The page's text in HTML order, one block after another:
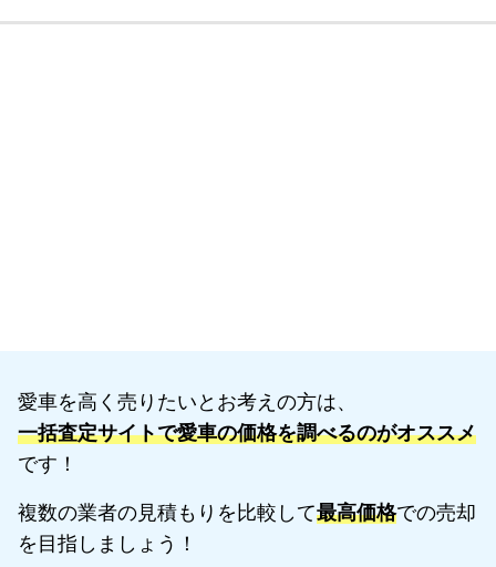
愛車を高く売りたいとお考えの方は、
一括査定サイトで愛車の価格を調べるのがオススメ
です！
複数の業者の見積もりを比較して最高価格での売却
を目指しましょう！